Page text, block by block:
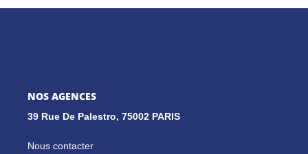
EXTRANET
NOS AGENCES
39 Rue De Palestro, 75002 PARIS
Nous contacter